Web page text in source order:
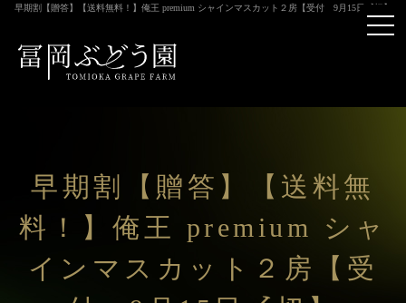
早期割【贈答】【送料無料！】俺王 premium シャインマスカット２房【受付 9月15日〆切】
早期割【贈答】【送料無
料！】俺王 premium シャ
インマスカット２房【受